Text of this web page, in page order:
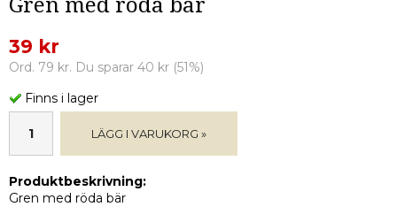
Gren med röda bär
39 kr
Ord. 79 kr. Du sparar 40 kr (51%)
Finns i lager
LÄGG I VARUKORG »
Produktbeskrivning:
Gren med röda bär